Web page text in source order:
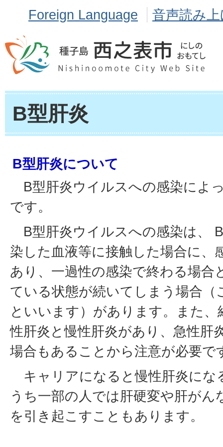
Foreign Language 音声読み
B型肝炎
B型肝炎について
B型肝炎ウイルスへの感染によ
です。
B型肝炎ウイルスへの感染は、
染した血液等に接触した場合に、
あり、一過性の感染で終わる場合
ている状態が続いてしまう場合（
といいます）があります。また、
性肝炎と慢性肝炎があり、急性肝
場合もあることから注意が必要で
キャリアになると慢性肝炎にな
うち一部の人では肝硬変や肝がん
を引き起こすこともあります。